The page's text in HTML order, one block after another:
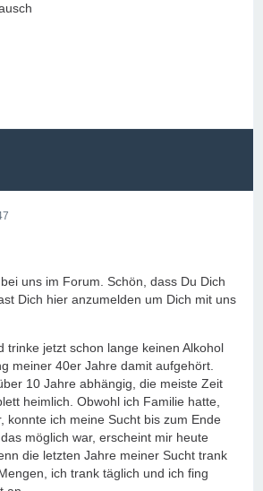
uns im Forum. Schön, dass Du Dich
Dich hier anzumelden um Dich mit uns
trinke jetzt schon lange keinen Alkohol
meiner 40er Jahre damit aufgehört.
10 Jahre abhängig, die meiste Zeit
heimlich. Obwohl ich Familie hatte,
konnte ich meine Sucht bis zum Ende
möglich war, erscheint mir heute
die letzten Jahre meiner Sucht trank
ich trank täglich und ich fing